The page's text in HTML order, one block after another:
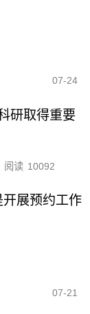
07-24
研取得重要
阅读 10092
展预约工作
07-21